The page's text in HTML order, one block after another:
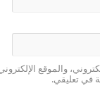
والموقع
في تعليقي.